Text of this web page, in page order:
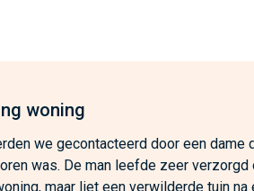
woning
we gecontacteerd door een dame
was. De man leefde zeer
maar liet een verwilderde tuin na